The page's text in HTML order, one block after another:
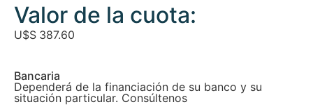
Valor de la cuota:
U$S 387.60
Bancaria
Dependerá de la financiación de su banco y su
situación particular. Consúltenos